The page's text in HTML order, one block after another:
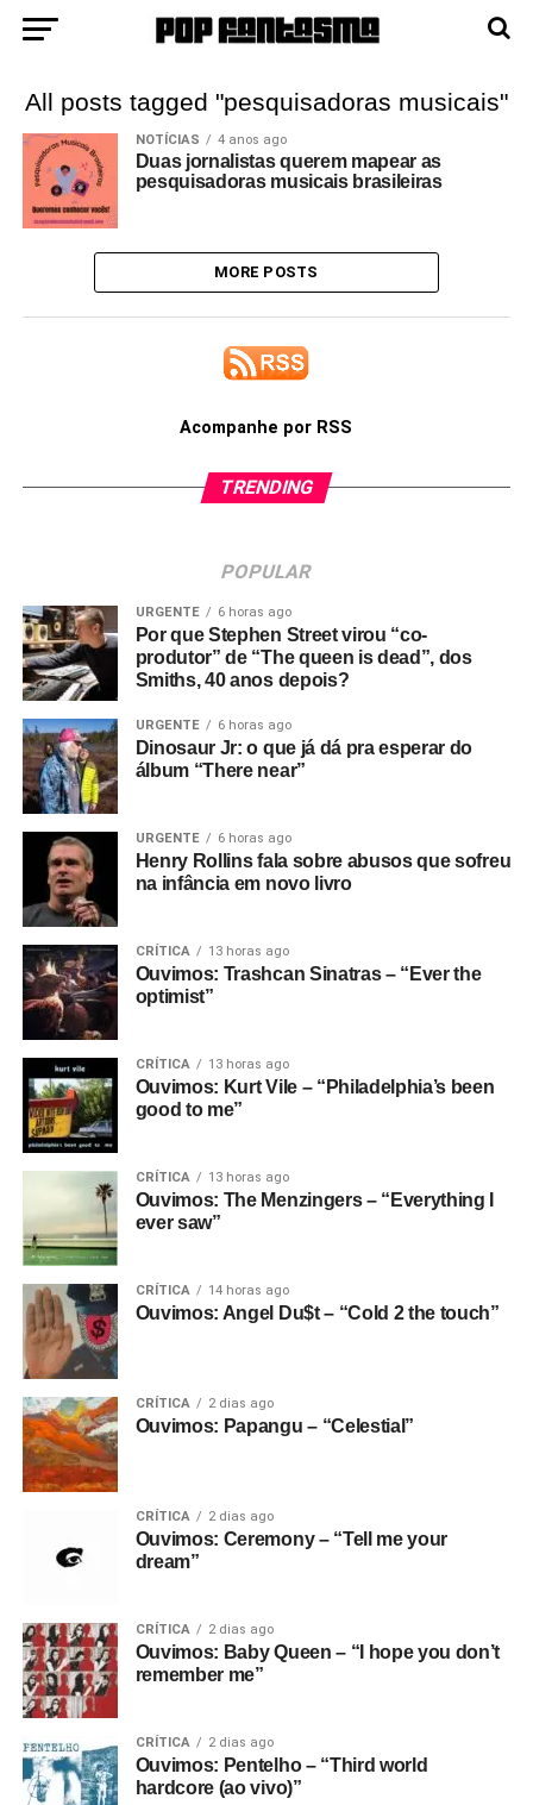
All posts tagged "pesquisadoras musicais"
NOTÍCIAS 4 anos ago
Duas jornalistas querem mapear as
pesquisadoras musicais brasileiras
MORE POSTS
Acompanhe por RSS
TRENDING
POPULAR
URGENTE 6 horas ago
Por que Stephen Street virou “co-
produtor” de “The queen is dead”, dos
Smiths, 40 anos depois?
URGENTE 6 horas ago
Dinosaur Jr: o que já dá pra esperar do
álbum “There near”
URGENTE 6 horas ago
Henry Rollins fala sobre abusos que sofreu
na infância em novo livro
CRÍTICA 13 horas ago
Ouvimos: Trashcan Sinatras – “Ever the
optimist”
CRÍTICA 13 horas ago
Ouvimos: Kurt Vile – “Philadelphia’s been
good to me”
CRÍTICA 13 horas ago
Ouvimos: The Menzingers – “Everything I
ever saw”
CRÍTICA 14 horas ago
Ouvimos: Angel Du$t – “Cold 2 the touch”
CRÍTICA 2 dias ago
Ouvimos: Papangu – “Celestial”
CRÍTICA 2 dias ago
Ouvimos: Ceremony – “Tell me your
dream”
CRÍTICA 2 dias ago
Ouvimos: Baby Queen – “I hope you don’t
remember me”
CRÍTICA 2 dias ago
Ouvimos: Pentelho – “Third world
hardcore (ao vivo)”